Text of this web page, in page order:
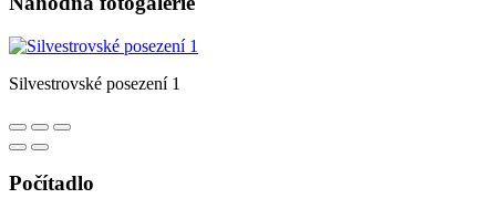
Silvestrovské posezení 1
Počítadlo